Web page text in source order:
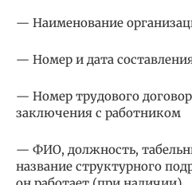
— Наименование
— Номер и дата
— Номер трудового
заключения с работником
— ФИО, должность,
название структурного